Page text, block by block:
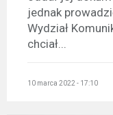
jednak
Wydział
chciał...
10 marca 2022 - 17:10